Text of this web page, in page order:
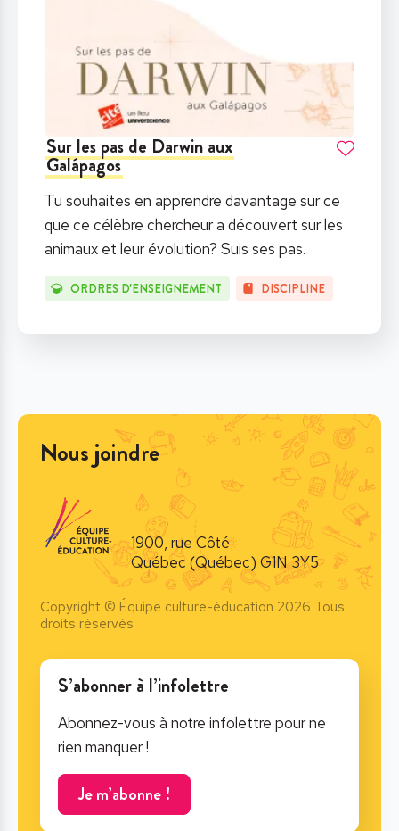
Sur les pas de Darwin aux
Galápagos
Tu souhaites en apprendre davantage sur ce
que ce célèbre chercheur a découvert sur les
animaux et leur évolution? Suis ses pas.
ORDRES D'ENSEIGNEMENT DISCIPLINE
Nous joindre
1900, rue Côté
Québec (Québec) G1N 3Y5
Copyright © Équipe culture-éducation 2026 Tous
droits réservés
S’abonner à l’infolettre
Abonnez-vous à notre infolettre pour ne
rien manquer !
Je m’abonne !